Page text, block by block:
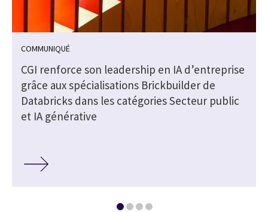
COMMUNIQUÉ
CGI renforce son leadership en IA d’entreprise
grâce aux spécialisations Brickbuilder de
Databricks dans les catégories Secteur public
et IA générative